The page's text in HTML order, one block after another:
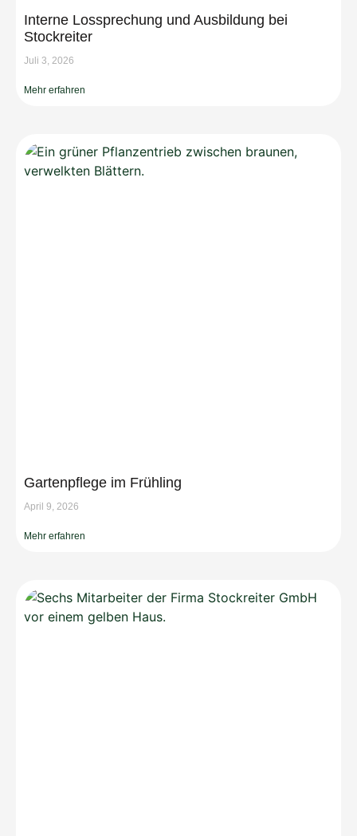
Interne Lossprechung und Ausbildung bei
Stockreiter
Juli 3, 2026
Mehr erfahren
Gartenpflege im Frühling
April 9, 2026
Mehr erfahren